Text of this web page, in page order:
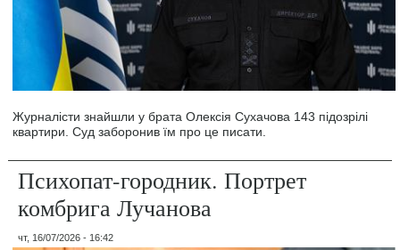
Журналісти знайшли у брата Олексія Сухачова 143 підозрілі
квартири. Суд заборонив їм про це писати.
Психопат-городник. Портрет
комбрига Лучанова
чт, 16/07/2026 - 16:42